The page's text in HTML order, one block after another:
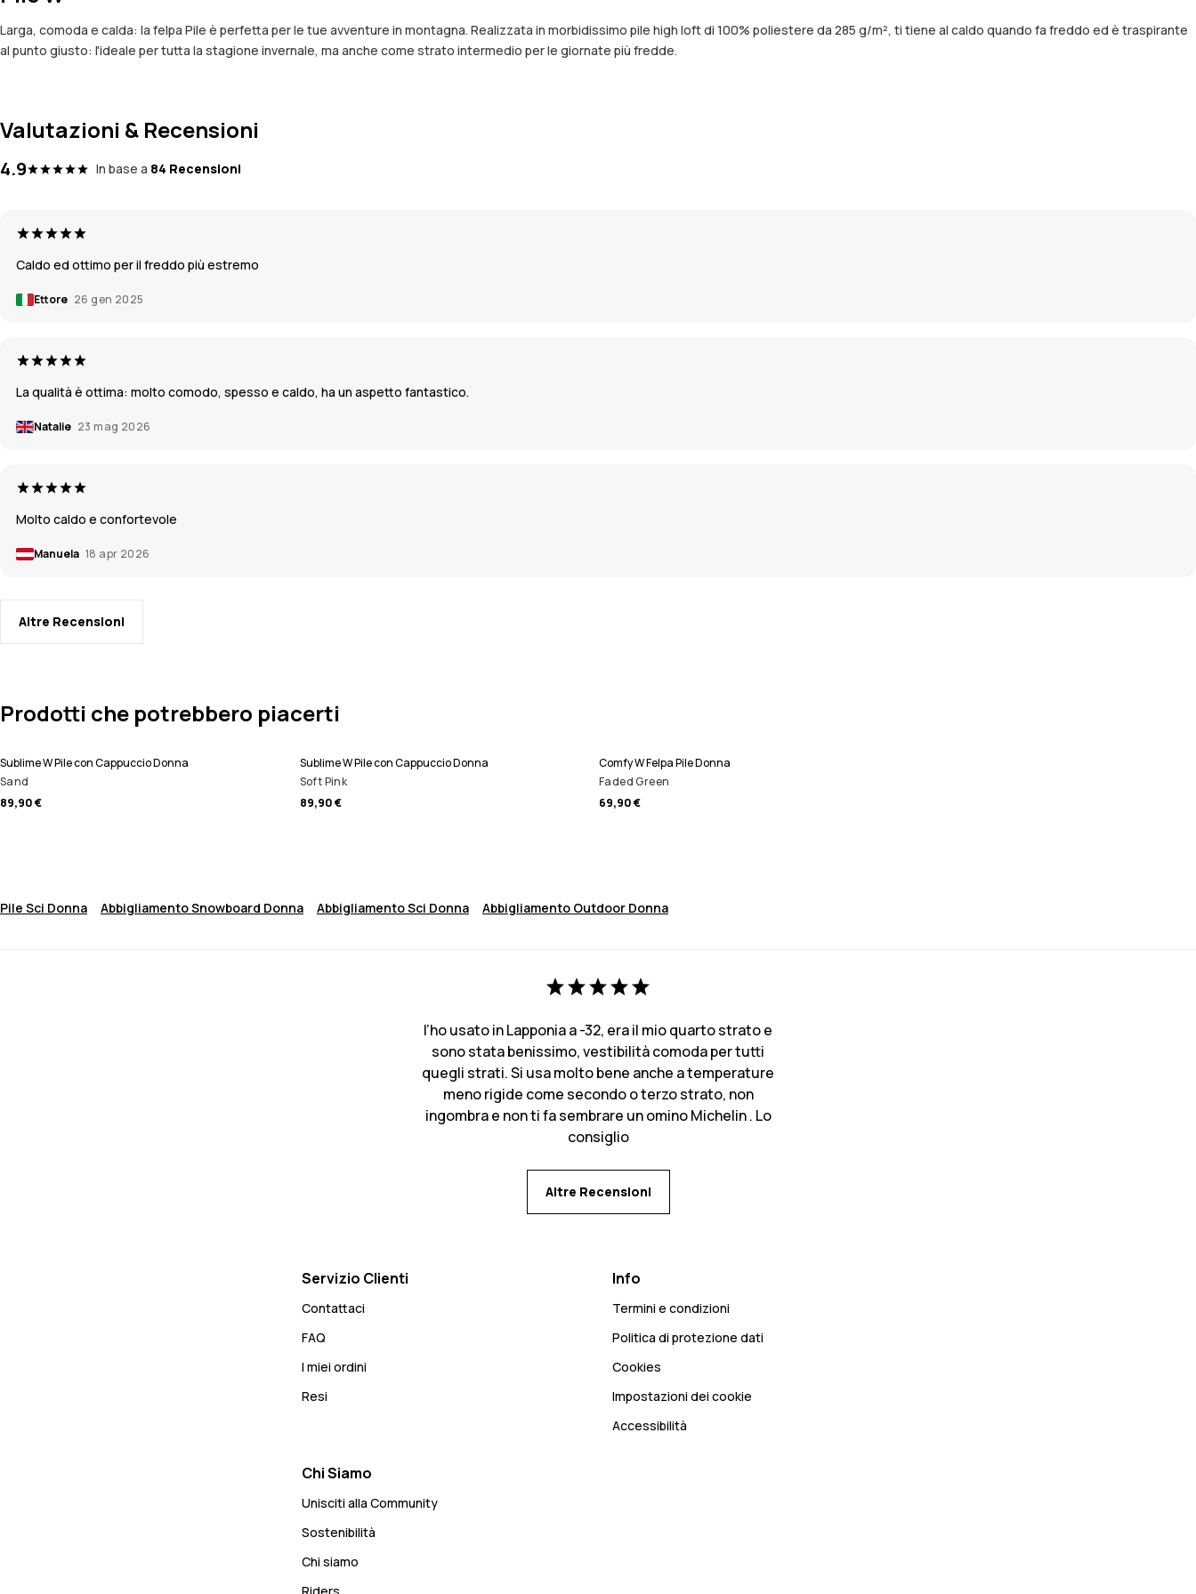
Larga, comoda e calda: la felpa Pile è perfetta per le tue avventure in montagna. Realizzata in morbidissimo pile high loft di 100% poliestere da 285 g/m², ti tiene al caldo quando fa freddo ed è traspirante
al punto giusto: l'ideale per tutta la stagione invernale, ma anche come strato intermedio per le giornate più fredde.
Valutazioni & Recensioni
4.9 In base a 84 Recensioni
Caldo ed ottimo per il freddo più estremo
Ettore 26 gen 2025
La qualità è ottima: molto comodo, spesso e caldo, ha un aspetto fantastico.
Natalie 23 mag 2026
Molto caldo e confortevole
Manuela 18 apr 2026
Altre Recensioni
Prodotti che potrebbero piacerti
Sublime W Pile con Cappuccio Donna
Sand
89,90 €
Sublime W Pile con Cappuccio Donna
Soft Pink
89,90 €
Comfy W Felpa Pile Donna
Faded Green
69,90 €
Pile Sci Donna Abbigliamento Snowboard Donna Abbigliamento Sci Donna Abbigliamento Outdoor Donna
l’ho usato in Lapponia a -32, era il mio quarto strato e
sono stata benissimo, vestibilità comoda per tutti
quegli strati. Si usa molto bene anche a temperature
meno rigide come secondo o terzo strato, non
ingombra e non ti fa sembrare un omino Michelin . Lo
consiglio
Altre Recensioni
Servizio Clienti
Contattaci
FAQ
I miei ordini
Resi
Info
Termini e condizioni
Politica di protezione dati
Cookies
Impostazioni dei cookie
Accessibilità
Chi Siamo
Unisciti alla Community
Sostenibilità
Chi siamo